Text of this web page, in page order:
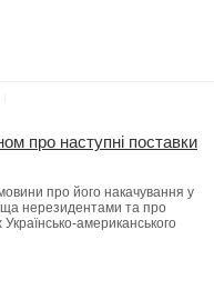
про наступні поставки
про його накачування у
нерезидентами та про
американського